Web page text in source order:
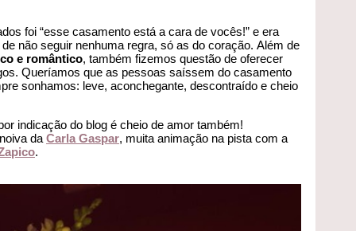
foi “esse casamento está a cara de vocês!” e era
não seguir nenhuma regra, só as do coração. Além de
e romântico, também fizemos questão de oferecer
Queríamos que as pessoas saíssem do casamento
sonhamos: leve, aconchegante, descontraído e cheio
indicação do blog é cheio de amor também!
da Carla Gaspar, muita animação na pista com a
.